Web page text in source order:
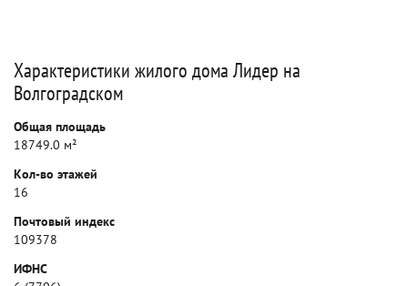
Характеристики жилого дома Лидер на
Волгоградском
Общая площадь
18749.0 м²
Кол-во этажей
16
Почтовый индекс
109378
ИФНС